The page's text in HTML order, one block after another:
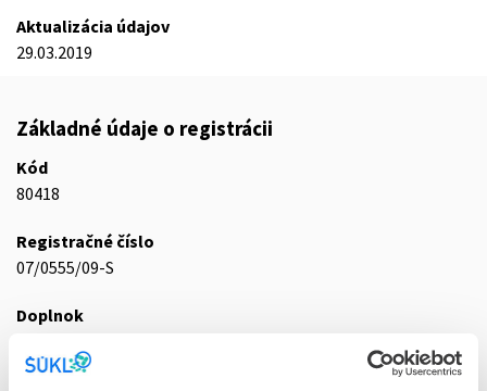
Aktualizácia údajov
29.03.2019
Základné údaje o registrácii
Kód
80418
Registračné číslo
07/0555/09-S
Doplnok
biel.nepriehľ.bez laminát.zákl.)